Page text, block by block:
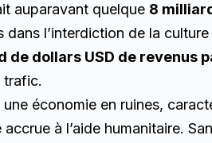
auparavant quelque 8
dans l’interdiction de la
de dollars USD de revenus
trafic.
une économie en ruines,
à l’aide humanitaire.